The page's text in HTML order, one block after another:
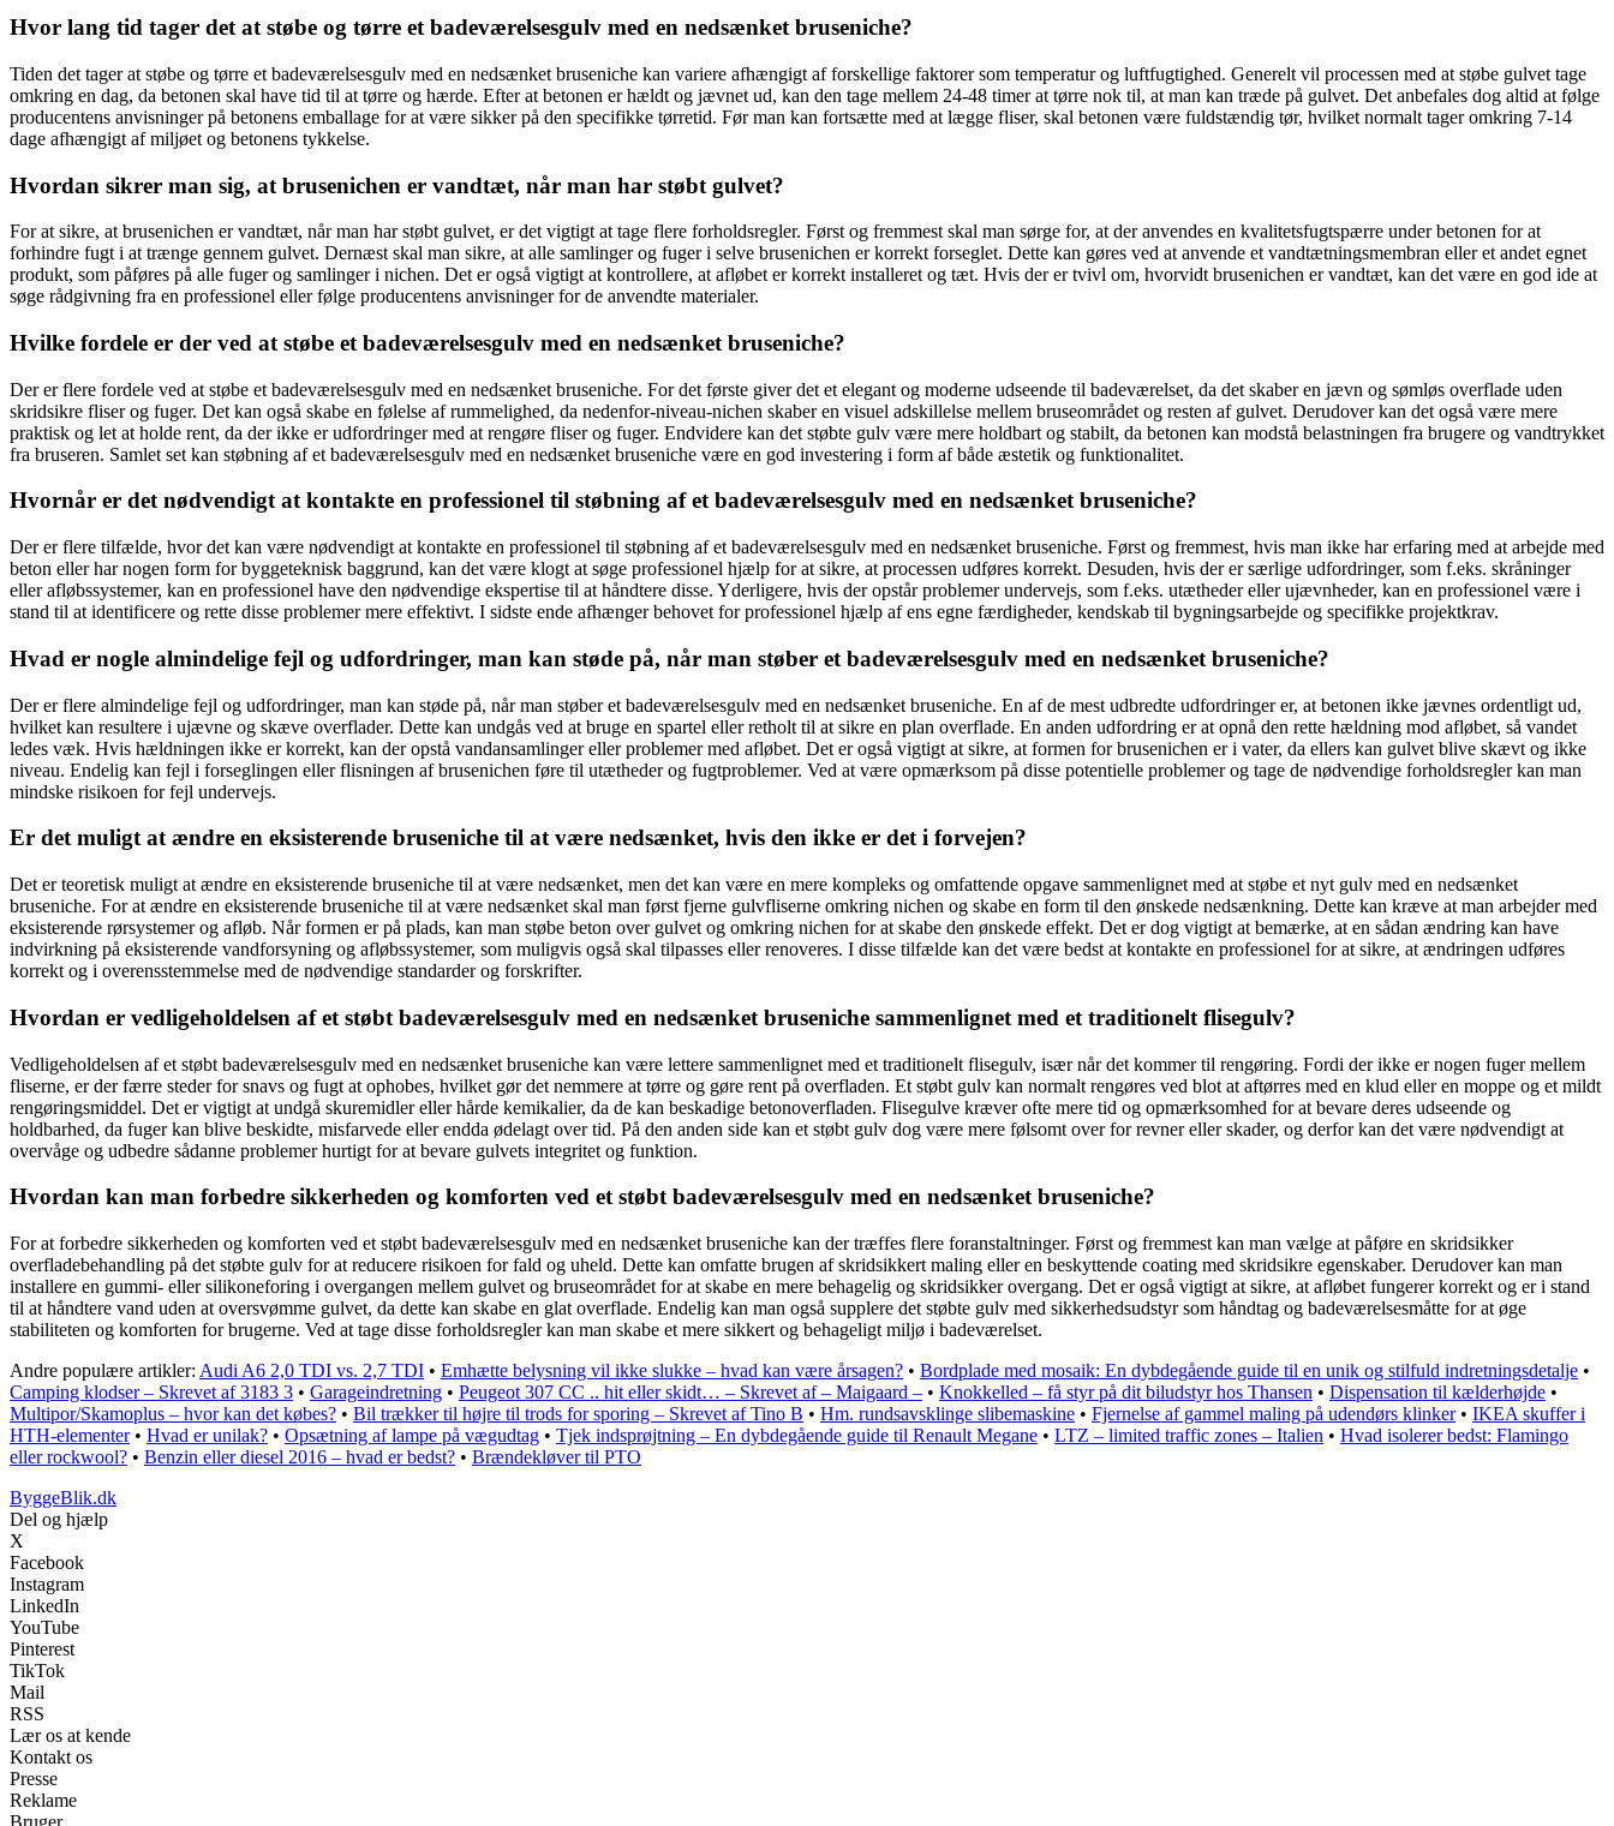
Hvor lang tid tager det at støbe og tørre et badeværelsesgulv med en nedsænket bruseniche?
Tiden det tager at støbe og tørre et badeværelsesgulv med en nedsænket bruseniche kan variere afhængigt af forskellige faktorer som temperatur og luftfugtighed. Generelt vil processen med at støbe gulvet tage
omkring en dag, da betonen skal have tid til at tørre og hærde. Efter at betonen er hældt og jævnet ud, kan den tage mellem 24-48 timer at tørre nok til, at man kan træde på gulvet. Det anbefales dog altid at følge
producentens anvisninger på betonens emballage for at være sikker på den specifikke tørretid. Før man kan fortsætte med at lægge fliser, skal betonen være fuldstændig tør, hvilket normalt tager omkring 7-14
dage afhængigt af miljøet og betonens tykkelse.
Hvordan sikrer man sig, at brusenichen er vandtæt, når man har støbt gulvet?
For at sikre, at brusenichen er vandtæt, når man har støbt gulvet, er det vigtigt at tage flere forholdsregler. Først og fremmest skal man sørge for, at der anvendes en kvalitetsfugtspærre under betonen for at
forhindre fugt i at trænge gennem gulvet. Dernæst skal man sikre, at alle samlinger og fuger i selve brusenichen er korrekt forseglet. Dette kan gøres ved at anvende et vandtætningsmembran eller et andet egnet
produkt, som påføres på alle fuger og samlinger i nichen. Det er også vigtigt at kontrollere, at afløbet er korrekt installeret og tæt. Hvis der er tvivl om, hvorvidt brusenichen er vandtæt, kan det være en god ide at
søge rådgivning fra en professionel eller følge producentens anvisninger for de anvendte materialer.
Hvilke fordele er der ved at støbe et badeværelsesgulv med en nedsænket bruseniche?
Der er flere fordele ved at støbe et badeværelsesgulv med en nedsænket bruseniche. For det første giver det et elegant og moderne udseende til badeværelset, da det skaber en jævn og sømløs overflade uden
skridsikre fliser og fuger. Det kan også skabe en følelse af rummelighed, da nedenfor-niveau-nichen skaber en visuel adskillelse mellem bruseområdet og resten af gulvet. Derudover kan det også være mere
praktisk og let at holde rent, da der ikke er udfordringer med at rengøre fliser og fuger. Endvidere kan det støbte gulv være mere holdbart og stabilt, da betonen kan modstå belastningen fra brugere og vandtrykket
fra bruseren. Samlet set kan støbning af et badeværelsesgulv med en nedsænket bruseniche være en god investering i form af både æstetik og funktionalitet.
Hvornår er det nødvendigt at kontakte en professionel til støbning af et badeværelsesgulv med en nedsænket bruseniche?
Der er flere tilfælde, hvor det kan være nødvendigt at kontakte en professionel til støbning af et badeværelsesgulv med en nedsænket bruseniche. Først og fremmest, hvis man ikke har erfaring med at arbejde med
beton eller har nogen form for byggeteknisk baggrund, kan det være klogt at søge professionel hjælp for at sikre, at processen udføres korrekt. Desuden, hvis der er særlige udfordringer, som f.eks. skråninger
eller afløbssystemer, kan en professionel have den nødvendige ekspertise til at håndtere disse. Yderligere, hvis der opstår problemer undervejs, som f.eks. utætheder eller ujævnheder, kan en professionel være i
stand til at identificere og rette disse problemer mere effektivt. I sidste ende afhænger behovet for professionel hjælp af ens egne færdigheder, kendskab til bygningsarbejde og specifikke projektkrav.
Hvad er nogle almindelige fejl og udfordringer, man kan støde på, når man støber et badeværelsesgulv med en nedsænket bruseniche?
Der er flere almindelige fejl og udfordringer, man kan støde på, når man støber et badeværelsesgulv med en nedsænket bruseniche. En af de mest udbredte udfordringer er, at betonen ikke jævnes ordentligt ud,
hvilket kan resultere i ujævne og skæve overflader. Dette kan undgås ved at bruge en spartel eller retholt til at sikre en plan overflade. En anden udfordring er at opnå den rette hældning mod afløbet, så vandet
ledes væk. Hvis hældningen ikke er korrekt, kan der opstå vandansamlinger eller problemer med afløbet. Det er også vigtigt at sikre, at formen for brusenichen er i vater, da ellers kan gulvet blive skævt og ikke
niveau. Endelig kan fejl i forseglingen eller flisningen af brusenichen føre til utætheder og fugtproblemer. Ved at være opmærksom på disse potentielle problemer og tage de nødvendige forholdsregler kan man
mindske risikoen for fejl undervejs.
Er det muligt at ændre en eksisterende bruseniche til at være nedsænket, hvis den ikke er det i forvejen?
Det er teoretisk muligt at ændre en eksisterende bruseniche til at være nedsænket, men det kan være en mere kompleks og omfattende opgave sammenlignet med at støbe et nyt gulv med en nedsænket
bruseniche. For at ændre en eksisterende bruseniche til at være nedsænket skal man først fjerne gulvfliserne omkring nichen og skabe en form til den ønskede nedsænkning. Dette kan kræve at man arbejder med
eksisterende rørsystemer og afløb. Når formen er på plads, kan man støbe beton over gulvet og omkring nichen for at skabe den ønskede effekt. Det er dog vigtigt at bemærke, at en sådan ændring kan have
indvirkning på eksisterende vandforsyning og afløbssystemer, som muligvis også skal tilpasses eller renoveres. I disse tilfælde kan det være bedst at kontakte en professionel for at sikre, at ændringen udføres
korrekt og i overensstemmelse med de nødvendige standarder og forskrifter.
Hvordan er vedligeholdelsen af et støbt badeværelsesgulv med en nedsænket bruseniche sammenlignet med et traditionelt flisegulv?
Vedligeholdelsen af et støbt badeværelsesgulv med en nedsænket bruseniche kan være lettere sammenlignet med et traditionelt flisegulv, især når det kommer til rengøring. Fordi der ikke er nogen fuger mellem
fliserne, er der færre steder for snavs og fugt at ophobes, hvilket gør det nemmere at tørre og gøre rent på overfladen. Et støbt gulv kan normalt rengøres ved blot at aftørres med en klud eller en moppe og et mildt
rengøringsmiddel. Det er vigtigt at undgå skuremidler eller hårde kemikalier, da de kan beskadige betonoverfladen. Flisegulve kræver ofte mere tid og opmærksomhed for at bevare deres udseende og
holdbarhed, da fuger kan blive beskidte, misfarvede eller endda ødelagt over tid. På den anden side kan et støbt gulv dog være mere følsomt over for revner eller skader, og derfor kan det være nødvendigt at
overvåge og udbedre sådanne problemer hurtigt for at bevare gulvets integritet og funktion.
Hvordan kan man forbedre sikkerheden og komforten ved et støbt badeværelsesgulv med en nedsænket bruseniche?
For at forbedre sikkerheden og komforten ved et støbt badeværelsesgulv med en nedsænket bruseniche kan der træffes flere foranstaltninger. Først og fremmest kan man vælge at påføre en skridsikker
overfladebehandling på det støbte gulv for at reducere risikoen for fald og uheld. Dette kan omfatte brugen af skridsikkert maling eller en beskyttende coating med skridsikre egenskaber. Derudover kan man
installere en gummi- eller silikoneforing i overgangen mellem gulvet og bruseområdet for at skabe en mere behagelig og skridsikker overgang. Det er også vigtigt at sikre, at afløbet fungerer korrekt og er i stand
til at håndtere vand uden at oversvømme gulvet, da dette kan skabe en glat overflade. Endelig kan man også supplere det støbte gulv med sikkerhedsudstyr som håndtag og badeværelsesmåtte for at øge
stabiliteten og komforten for brugerne. Ved at tage disse forholdsregler kan man skabe et mere sikkert og behageligt miljø i badeværelset.
Andre populære artikler: Audi A6 2,0 TDI vs. 2,7 TDI • Emhætte belysning vil ikke slukke – hvad kan være årsagen? • Bordplade med mosaik: En dybdegående guide til en unik og stilfuld indretningsdetalje •
Camping klodser – Skrevet af 3183 3 • Garageindretning • Peugeot 307 CC .. hit eller skidt… – Skrevet af – Maigaard – • Knokkelled – få styr på dit biludstyr hos Thansen • Dispensation til kælderhøjde •
Multipor/Skamoplus – hvor kan det købes? • Bil trækker til højre til trods for sporing – Skrevet af Tino B • Hm. rundsavsklinge slibemaskine • Fjernelse af gammel maling på udendørs klinker• IKEA skuffer i
HTH-elementer• Hvad er unilak? • Opsætning af lampe på vægudtag • Tjek indsprøjtning – En dybdegående guide til Renault Megane • LTZ – limited traffic zones – Italien • Hvad isolerer bedst: Flamingo
eller rockwool? • Benzin eller diesel 2016 – hvad er bedst? • Brændekløver til PTO
ByggeBlik.dk
Del og hjælp
X
Facebook
Instagram
LinkedIn
YouTube
Pinterest
TikTok
Mail
RSS
Lær os at kende
Kontakt os
Presse
Reklame
Bruger